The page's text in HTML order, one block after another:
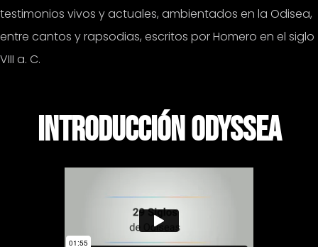
testimonios vivos y actuales, ambientados en la Odisea,
entre cantos y rapsodias, escritos por Homero en el siglo
VIII a. C.
introducción odyssea